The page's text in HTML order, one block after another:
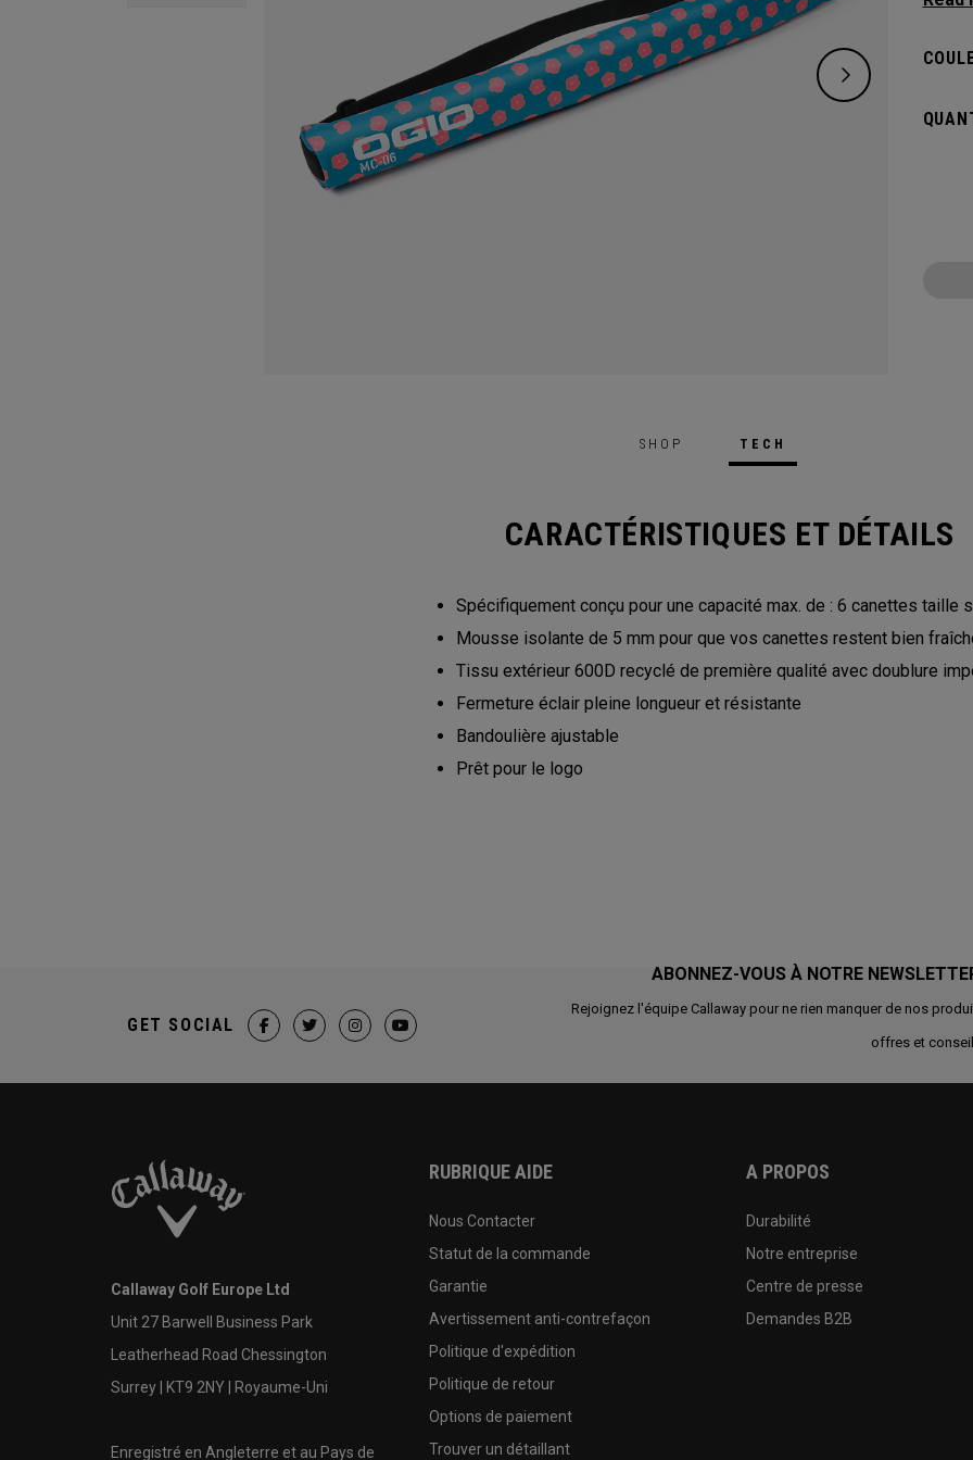
sa
SHOP TECH
CARACTÉRISTIQUES ET DÉTAILS
Spécifiquement conçu pour une capacité max. de : 6 canettes taille
Mousse isolante de 5 mm pour que vos canettes restent bien
Tissu extérieur 600D recyclé de première qualité avec doublure
Fermeture éclair pleine longueur et résistante
Bandoulière ajustable
Prêt pour le logo
ABONNEZ-VOUS À NOTRE
Rejoignez l'équipe Callaway pour ne rien manquer de nos
offres et
GET SOCIAL
Callaway Golf Europe Ltd
Unit 27 Barwell Business Park
Leatherhead Road Chessington
Surrey | KT9 2NY | Royaume-Uni
Enregistré en Angleterre et au Pays de
RUBRIQUE AIDE
Nous Contacter
Statut de la commande
Garantie
Avertissement anti-contrefaçon
Politique d'expédition
Politique de retour
Options de paiement
Trouver un détaillant
A PROPOS
Durabilité
Notre entreprise
Centre de presse
Demandes B2B